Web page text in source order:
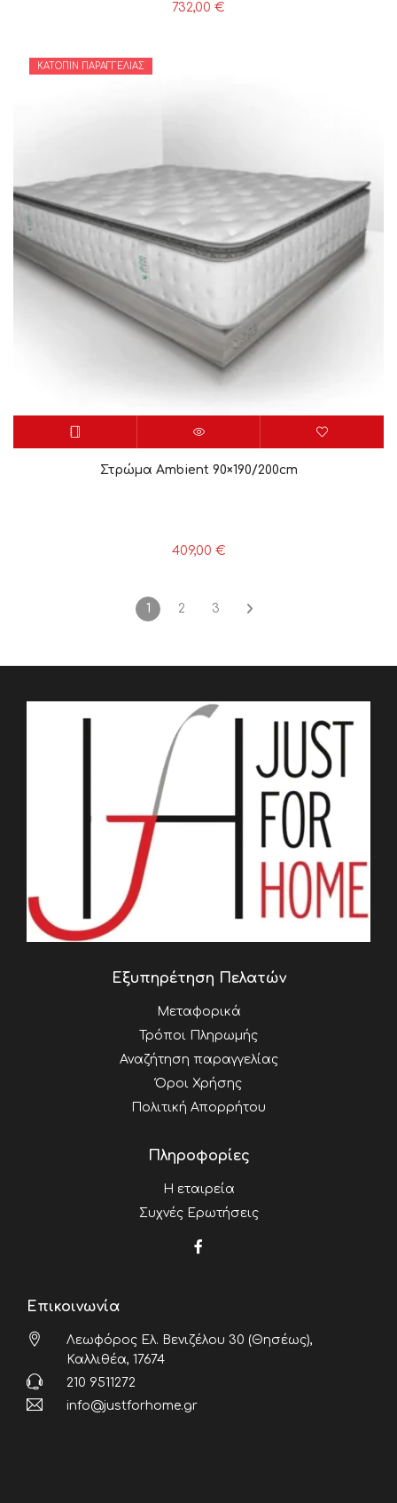
732,00 €
ΚΑΤΌΠΙΝ ΠΑΡΑΓΓΕΛΊΑΣ
Στρώμα Ambient 90×190/200cm
409,00 €
1 2 3
Εξυπηρέτηση Πελατών
Μεταφορικά
Τρόποι Πληρωμής
Αναζήτηση παραγγελίας
Όροι Χρήσης
Πολιτική Απορρήτου
Πληροφορίες
Η εταιρεία
Συχνές Ερωτήσεις
Επικοινωνία
Λεωφόρος Ελ. Βενιζέλου 30 (Θησέως),
Καλλιθέα, 17674
210 9511272
info@justforhome.gr